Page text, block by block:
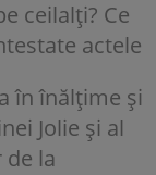
ceilalți? Ce
actele
în înălțime și
Jolie și al
la